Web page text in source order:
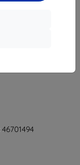
46701494